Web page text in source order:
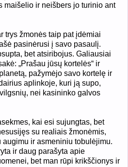
maišelio ir neišbers jo turinio ant
trys žmonės taip pat įdėmiai
pasinėrusi į savo pasaulį.
bet atsiribojus. Galiausiai
„Prašau jūsų kortelės“ ir
pažymėjo savo kortelę ir
aplinkoje, kuri ją supo,
nei kasininko galvos
kai esi sujungtas, bet
su realiais žmonėmis,
ir asmeniniu tobulėjimu.
ir daug parašyta apie
bet man rūpi krikščionys ir